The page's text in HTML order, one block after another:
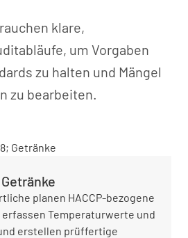
klare,
um Vorgaben
zu halten und Mängel
zu bearbeiten.
planen HACCP-bezogene
Temperaturwerte und
erstellen prüffertige